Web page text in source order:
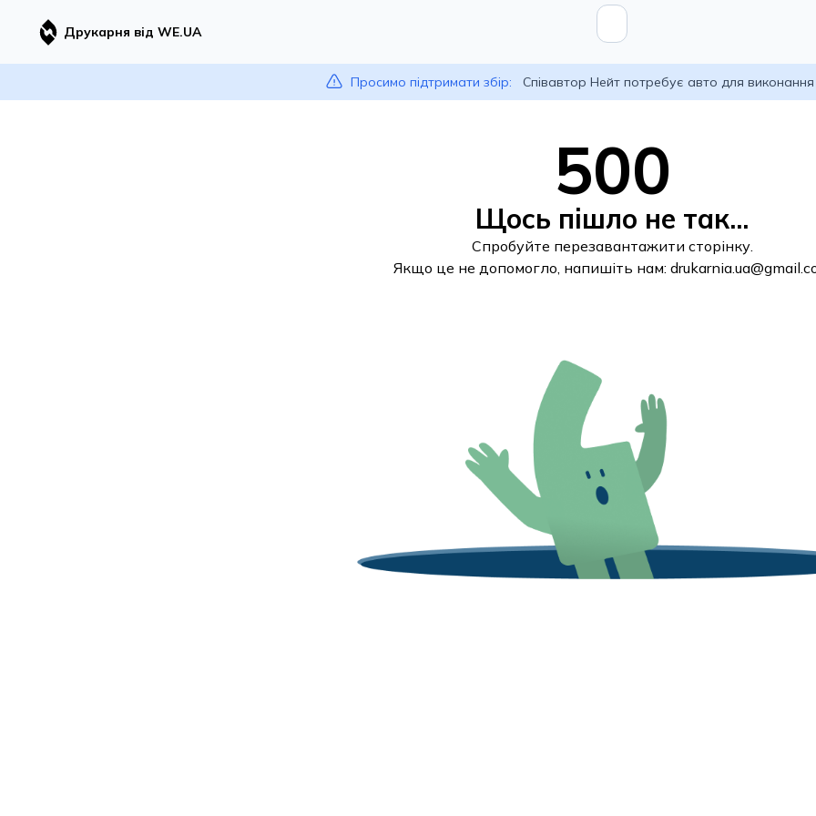
Друкарня від WE.UA
Просимо підтримати збір: Співавтор Нейт потребує авто для
500
Щось пішло не так...
Спробуйте перезавантажити сторінку.
Якщо це не допомогло, напишіть нам: